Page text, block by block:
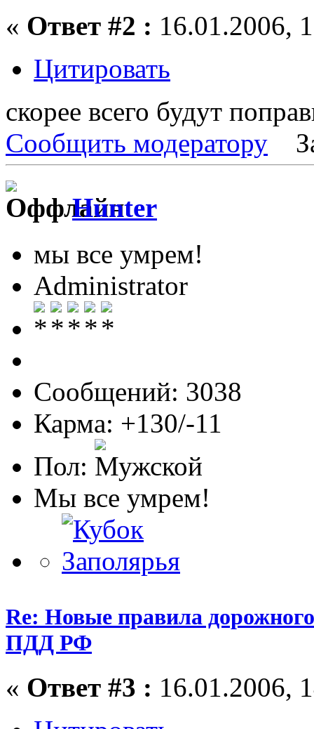
« Ответ #2 : 16.01.2006,
Цитировать
скорее всего будут
Сообщить модератору
Hunter
мы все умрем!
Administrator
Сообщений: 3038
Карма: +130/-11
Пол:
Мы все умрем!
Re: Новые правила
ПДД РФ
« Ответ #3 : 16.01.2006,